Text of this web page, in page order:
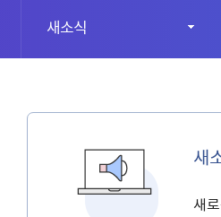
새소식
새
새